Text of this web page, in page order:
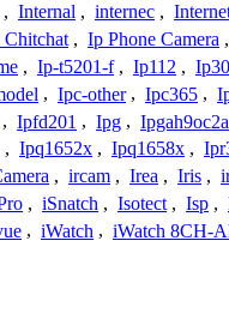
, Internal , internec ,
Chitchat , Ip Phone Camera ,
, Ip-t5201-f , Ip112 ,
, Ipc-other , Ipc365 ,
, Ipfd201 , Ipg ,
, Ipq1652x , Ipq1658x ,
, ircam , Irea , Iris ,
, iSnatch , Isotect , Isp ,
, iWatch , iWatch 8CH-